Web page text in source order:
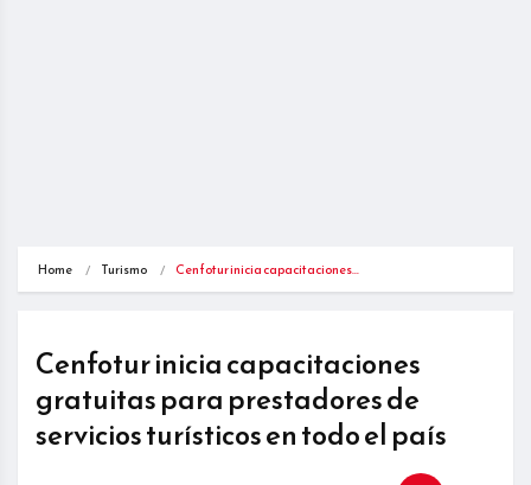
Home Turismo Cenfotur inicia capacitaciones…
Cenfotur inicia capacitaciones
gratuitas para prestadores de
servicios turísticos en todo el país